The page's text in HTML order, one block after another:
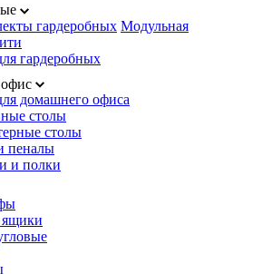
гардеробных Модульная
гардеробных
домашнего офиса
столы
столы
пеналы
и полки